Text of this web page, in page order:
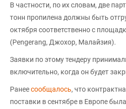
В частности, по их словам, две
тонн пропилена должны быть
октября соответственно с
(Pengerang, Джохор, Малайзия).
Заявки по этому тендеру
включительно, когда он будет
Ранеесообщалось, что
поставки в сентябре в Европе